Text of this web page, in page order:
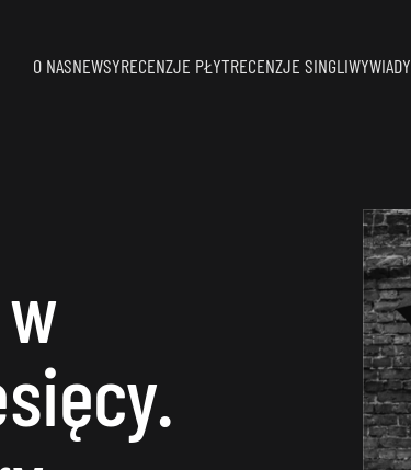
O NASNEWSYRECENZJE PŁYTRECENZJE SINGLIWYWIADY